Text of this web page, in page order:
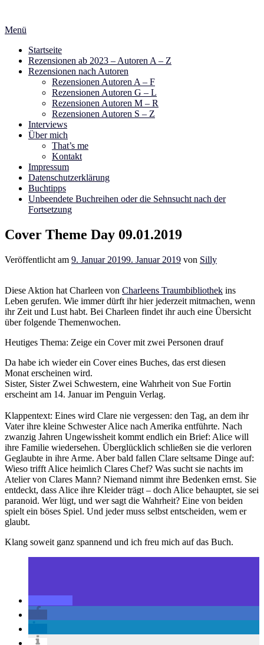
springen
Menü
Startseite
Rezensionen ab 2023 – Autoren A – Z
Rezensionen nach Autoren
Rezensionen Autoren A – F
Rezensionen Autoren G – L
Rezensionen Autoren M – R
Rezensionen Autoren S – Z
Interviews
Über mich
That’s me
Kontakt
Impressum
Datenschutzerklärung
Buchtipps
Unbeendete Buchreihen oder die Sehnsucht nach der
Fortsetzung
Cover Theme Day 09.01.2019
Veröffentlicht am 9. Januar 20199. Januar 2019 von Silly
Diese Aktion hat Charleen von Charleens Traumbibliothek ins
Leben gerufen. Wie immer dürft ihr hier jederzeit mitmachen, wenn
ihr Zeit und Lust habt. Bei Charleen findet ihr auch eine Übersicht
über folgende Themenwochen.
Heutiges Thema: Zeige ein Cover mit zwei Personen drauf
Da habe ich wieder ein Cover eines Buches, das erst diesen
Monat erscheinen wird.
Sister, Sister Zwei Schwestern, eine Wahrheit von Sue Fortin
erscheint am 14. Januar im Penguin Verlag.
Klappentext: Eines wird Clare nie vergessen: den Tag, an dem ihr
Vater ihre kleine Schwester Alice nach Amerika entführte. Nach
zwanzig Jahren Ungewissheit kommt endlich ein Brief: Alice will
ihre Familie wiedersehen. Überglücklich schließen sie die verloren
Geglaubte in ihre Arme. Aber bald fallen Clare seltsame Dinge auf:
Wieso trifft Alice heimlich Clares Chef? Was sucht sie nachts im
Atelier von Clares Mann? Niemand nimmt ihre Bedenken ernst. Sie
entdeckt, dass Alice ihre Kleider trägt – doch Alice behauptet, sie sei
paranoid. Wer lügt, und wer sagt die Wahrheit? Eine von beiden
spielt ein böses Spiel. Und jeder muss selbst entscheiden, wem er
glaubt.
Klang soweit ganz spannend und ich freu mich auf das Buch.